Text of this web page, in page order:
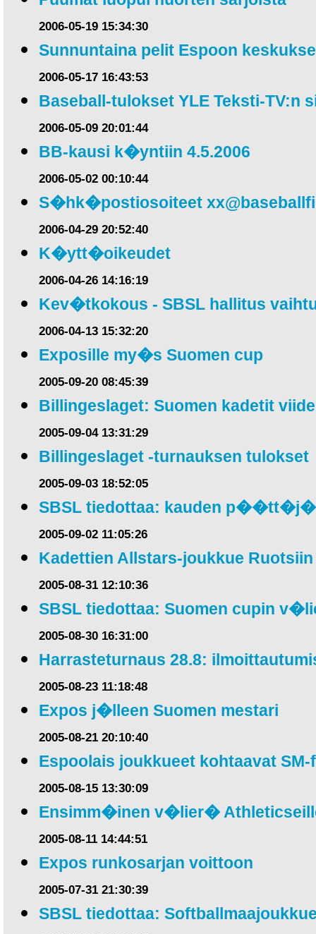
2006-05-19 15:34:30
Sunnuntaina pelit Espoon
2006-05-17 16:43:53
Baseball-tulokset YLE Teksti-TV:n
2006-05-09 20:01:44
BB-kausi k�yntiin 4.5.2006
2006-05-02 00:10:44
S�hk�postiosoiteet
2006-04-29 20:52:40
K�ytt�oikeudet
2006-04-26 14:16:19
Kev�tkokous - SBSL hallitus
2006-04-13 15:32:20
Exposille my�s Suomen cup
2005-09-20 08:45:39
Billingeslaget: Suomen kadetit
2005-09-04 13:31:29
Billingeslaget -turnauksen tulokset
2005-09-03 18:52:05
SBSL tiedottaa: kauden
2005-09-02 11:05:26
Kadettien Allstars-joukkue Ruotsiin
2005-08-31 12:10:36
SBSL tiedottaa: Suomen cupin
2005-08-30 16:31:00
Harrasteturnaus 28.8:
2005-08-23 11:18:48
Expos j�lleen Suomen mestari
2005-08-21 20:10:40
Espoolais joukkueet kohtaavat
2005-08-15 13:30:09
Ensimm�inen v�lier�
2005-08-11 14:44:51
Expos runkosarjan voittoon
2005-07-31 21:30:39
SBSL tiedottaa: